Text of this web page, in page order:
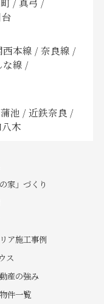
西本線 / 奈良線 /
な線 /
池 / 近鉄奈良 /
木
家」づくり
ア施工事例
ス
産の強み
件一覧